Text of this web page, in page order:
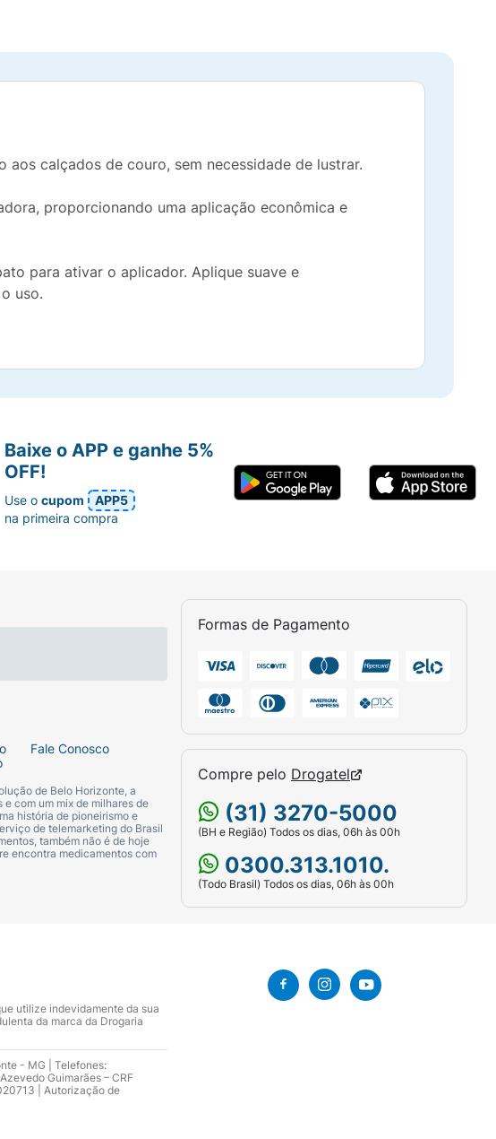
calçados de couro, sem necessidade de lustrar.
proporcionando uma aplicação econômica e
para ativar o aplicador. Aplique suave e
uso.
Fale Conosco
de Belo Horizonte, a
com um mix de milhares de
história de pioneirismo e
de telemarketing do Brasil
também não é de hoje
encontra medicamentos com
Formas de Pagamento
Compre pelo Drogatel
(31) 3270-5000
(BH e Região) Todos os dias, 06h às 00h
0300.313.1010.
(Todo Brasil) Todos os dias, 06h às 00h
Baixe o APP e ganhe 5%
OFF!
Use ocupom
APP5
na primeira compra
utilize indevidamente da sua
da marca da Drogaria
- MG | Telefones:
Guimarães – CRF
| Autorização de